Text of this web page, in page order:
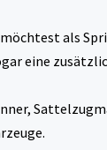
als
eine